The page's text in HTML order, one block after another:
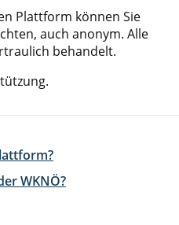
Plattform können Sie
auch anonym. Alle
behandelt.
WKNÖ?